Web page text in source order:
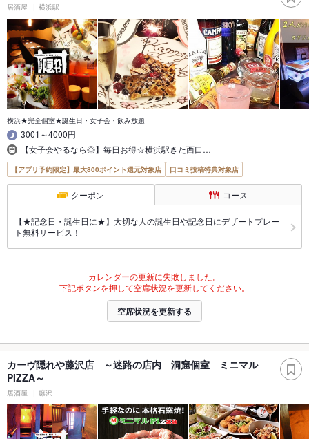
居酒屋 横浜駅
横浜★完全個室★誕生日・女子会・飲み放題
3001～4000円
【女子会やるなら◎】毎日お得☆横浜駅きた西口…
【アプリ予約限定】最大800ポイント還元対象店 口コミ投稿特典対象店
クーポン コース
【★記念日・誕生日に★】大切な人の誕生日や記念日にデザートプレー
ト無料サービス！
カレンダーの更新に失敗しました。
下記ボタンを押して空席状況を更新してください。
空席状況を更新する
カーヴ隠れや藤沢店 ～迷路の店内 洞窟個室 ミニマル
PIZZA～
居酒屋 藤沢